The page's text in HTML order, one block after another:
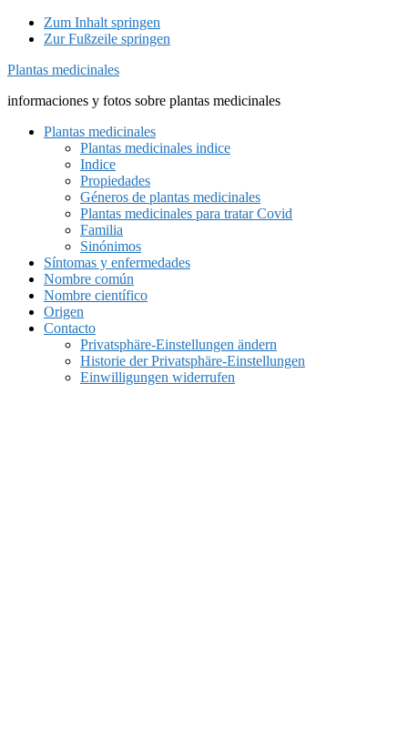
Zum Inhalt springen
Zur Fußzeile springen
Plantas medicinales
informaciones y fotos sobre plantas medicinales
Plantas medicinales
Plantas medicinales indice
Indice
Propiedades
Géneros de plantas medicinales
Plantas medicinales para tratar Covid
Familia
Sinónimos
Síntomas y enfermedades
Nombre común
Nombre científico
Origen
Contacto
Privatsphäre-Einstellungen ändern
Historie der Privatsphäre-Einstellungen
Einwilligungen widerrufen